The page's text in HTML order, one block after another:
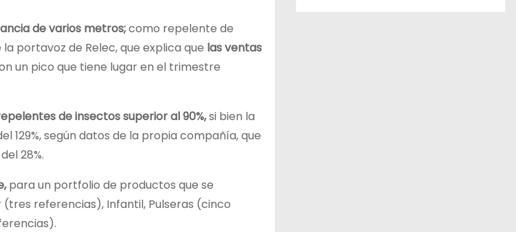
de varios metros;como repelente de
portavoz de Relec, que explica que las ventas
un pico que tiene lugar en el trimestre
de insectos superior al 90%,si bien la
según datos de la propia compañía, que
28%.
para un portfolio de productos que se
referencias), Infantil, Pulseras (cinco